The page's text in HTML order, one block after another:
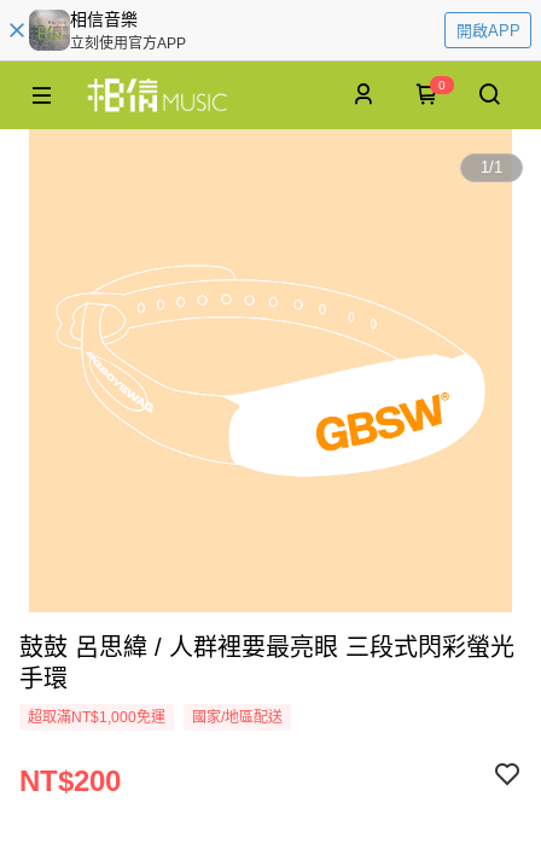
相信音樂
立刻使用官方APP
開啟APP
0
1/1
鼓鼓 呂思緯 / 人群裡要最亮眼 三段式閃彩螢光
手環
超取滿NT$1,000免運 國家/地區配送
NT$200